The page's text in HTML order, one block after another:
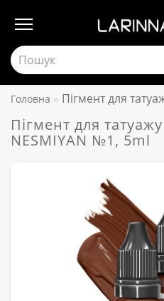
Головна Пігмент для
Пігмент для
NESMIYAN №1, 5ml